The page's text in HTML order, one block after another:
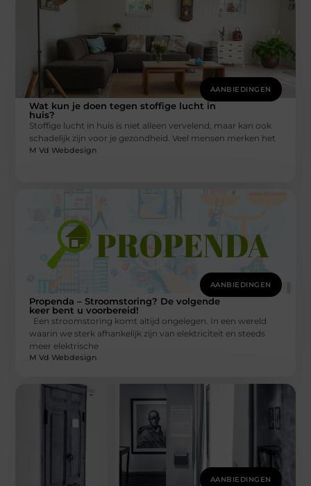
AANBIEDINGEN
Wat kun je doen tegen stoffige lucht in
huis?
Stoffige lucht in huis is niet alleen vervelend, maar kan ook
schadelijk zijn voor je gezondheid. Veel mensen merken het
M Vd Webdesign
AANBIEDINGEN
Propenda – Stroomstoring? De volgende
keer bent u voorbereid!
Een stroomstoring komt altijd ongelegen. In een wereld
waarin we sterk afhankelijk zijn van elektriciteit en steeds
meer elektrische
M Vd Webdesign
AANBIEDINGEN